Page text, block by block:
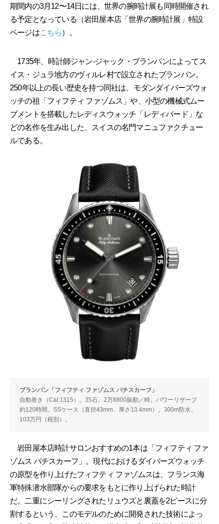
期間内の3月12〜14日には、世界の腕時計展も同時開催され
る予定となっている（岩田屋本店「世界の腕時計展」特設
ページはこちら）。
1735年、時計師ジャン-ジャック・ブランパンによってス
イス・ジュラ地方のヴィルレ村で設立されたブランパン。
250年以上の長い歴史を持つ同社は、モダンダイバーズウォ
ッチの祖「フィフティ ファゾムス」や、小型の機械式ムー
ブメントを搭載したレディスウォッチ「レディバード」な
どの名作を生み出した、スイスの名門マニュファクチュー
ルである。
ブランパン「フィフティ ファゾムス バチスカーフ」
自動巻き（Cal.1315）。35石。2万8800振動／時。パワーリザーブ
約120時間。SSケース（直径43mm、厚さ13.4mm）。300m防水。
103万円（税別）。
岩田屋本店時計サロンおすすめの1本は「フィフティ ファ
ゾムス バチスカーフ」。現代におけるダイバーズウォッチ
の原型を作り上げたフィフティ ファゾムスは、フランス海
軍特殊潜水部隊からの要求をもとに作り上げられた時計
だ。二重にシーリングされたリュウズと裏蓋を2ピースに分
割するという、このモデルのために開発された技術によっ